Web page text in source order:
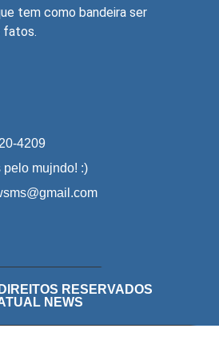
tem como bandeira ser
fatos.
4209
pelo mujndo! :)
RESERVADOS
NEWS